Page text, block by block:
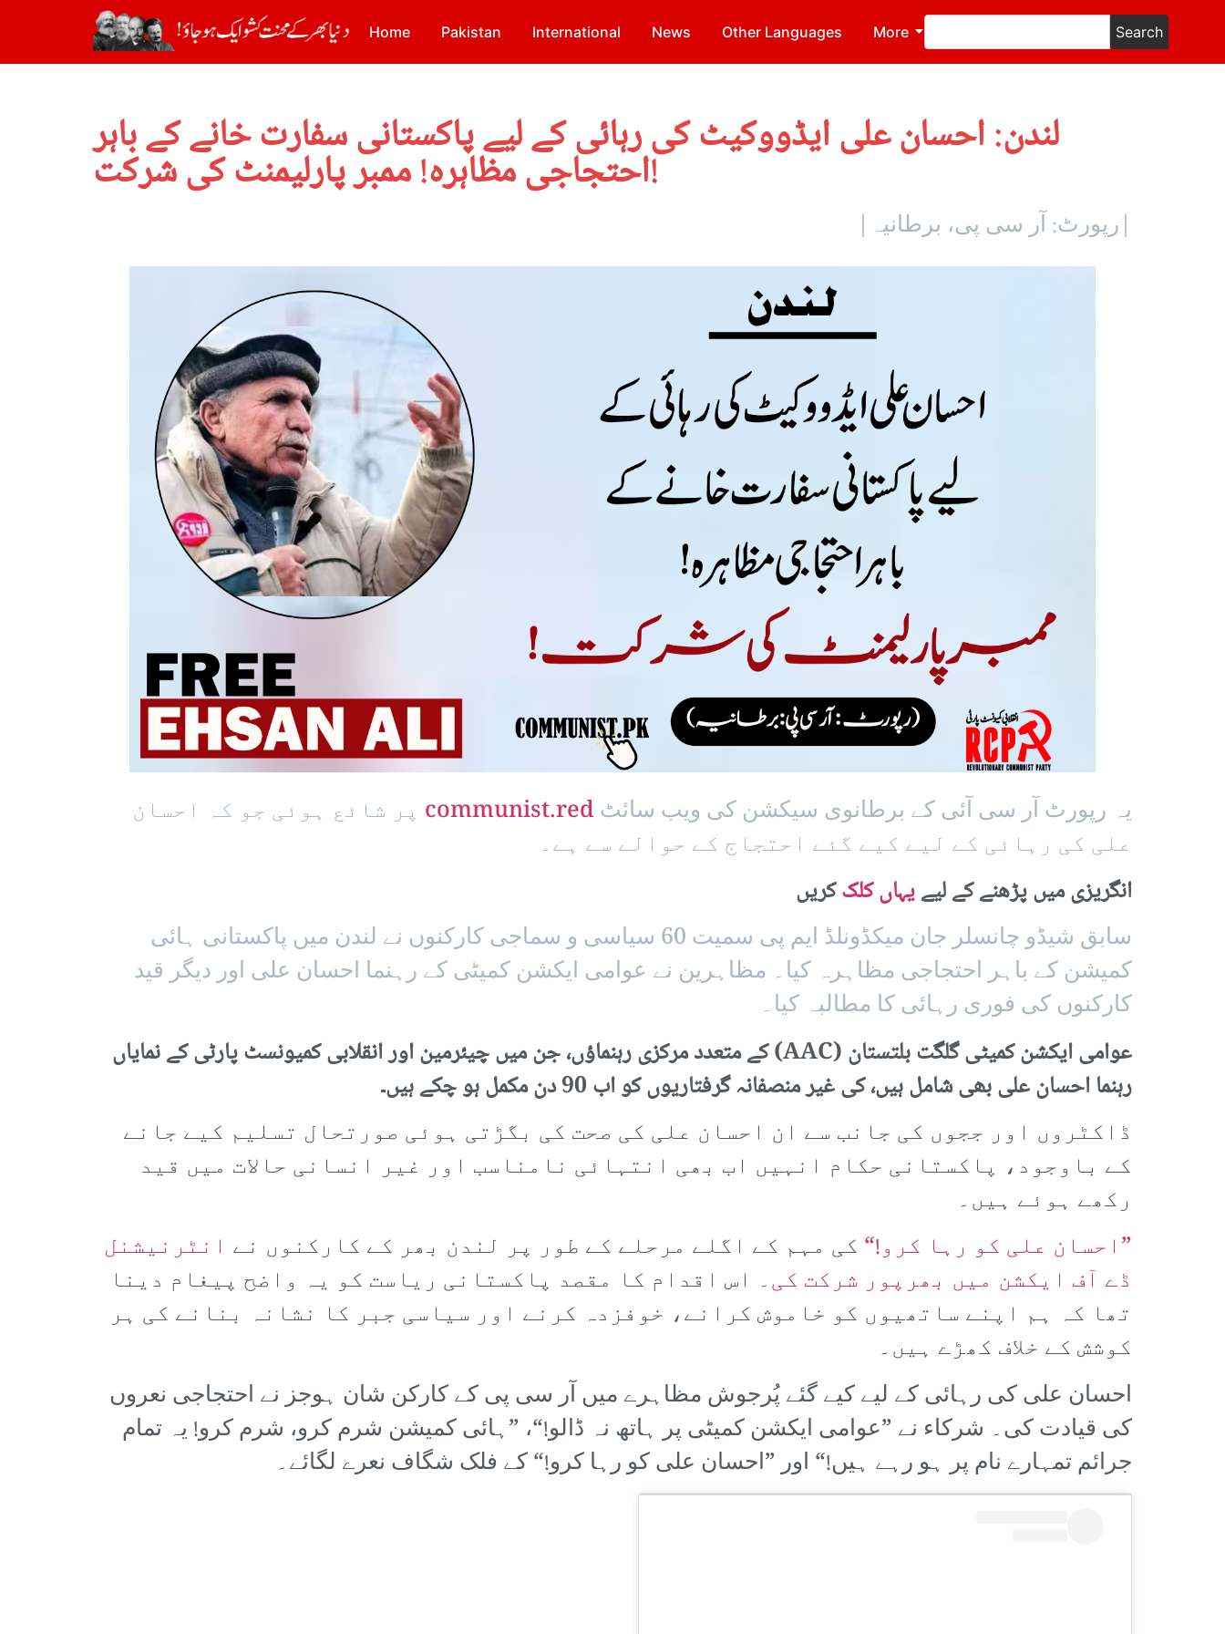
Home Pakistan International News Other Languages More Search
لندن: احسان علی ایڈووکیٹ کی رہائی کے لیے پاکستانی سفارت خانے کے باہر
احتجاجی مظاہرہ! ممبر پارلیمنٹ کی شرکت!
|رپورٹ: آر سی پی، برطانیہ|
یہ رپورٹ آر سی آئی کے برطانوی سیکشن کی ویب سائٹcommunist.red پر شائع ہوئی جو کہ احسان
علی کی رہائی کے لیے کیے گئے احتجاج کے حوالے سے ہے۔
انگریزی میں پڑھنے کے لیےیہاں کلککریں
سابق شیڈو چانسلر جان میکڈونلڈ ایم پی سمیت 60 سیاسی و سماجی کارکنوں نے لندن میں پاکستانی ہائی
کمیشن کے باہر احتجاجی مظاہرہ کیا۔ مظاہرین نے عوامی ایکشن کمیٹی کے رہنما احسان علی اور دیگر قید
کارکنوں کی فوری رہائی کا مطالبہ کیا۔
عوامی ایکشن کمیٹی گلگت بلتستان (AAC) کے متعدد مرکزی رہنماؤں، جن میں چیئرمین اور انقلابی کمیونسٹ پارٹی کے نمایاں
رہنما احسان علی بھی شامل ہیں، کی غیر منصفانہ گرفتاریوں کو اب 90 دن مکمل ہو چکے ہیں۔
ڈاکٹروں اور ججوں کی جانب سے ان احسان علی کی صحت کی بگڑتی ہوئی صورتحال تسلیم کیے جانے
کے باوجود، پاکستانی حکام انہیں اب بھی انتہائی نامناسب اور غیر انسانی حالات میں قید
رکھے ہوئے ہیں۔
”احسان علی کو رہا کرو!“ کی مہم کے اگلے مرحلے کے طور پر لندن بھر کے کارکنوں نے انٹرنیشنل
ڈے آف ایکشن میں بھرپور شرکت کی۔ اس اقدام کا مقصد پاکستانی ریاست کو یہ واضح پیغام دینا
تھا کہ ہم اپنے ساتھیوں کو خاموش کرانے، خوفزدہ کرنے اور سیاسی جبر کا نشانہ بنانے کی ہر
کوشش کے خلاف کھڑے ہیں۔
احسان علی کی رہائی کے لیے کیے گئے پُرجوش مظاہرے میں آر سی پی کے کارکن شان ہوجز نے احتجاجی نعروں
کی قیادت کی۔ شرکاء نے ”عوامی ایکشن کمیٹی پر ہاتھ نہ ڈالو!“، ”ہائی کمیشن شرم کرو، شرم کرو! یہ تمام
جرائم تمہارے نام پر ہو رہے ہیں!“ اور ”احسان علی کو رہا کرو!“ کے فلک شگاف نعرے لگائے۔